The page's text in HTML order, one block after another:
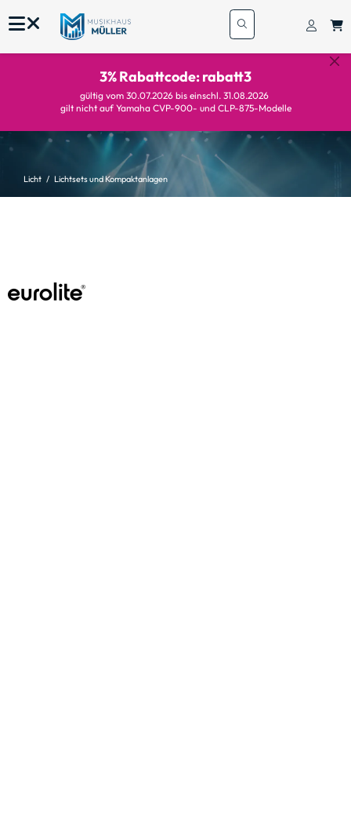
3% Rabattcode: rabatt3
gültig vom 30.07.2026 bis einschl. 31.08.2026
gilt nicht auf Yamaha CVP-900- und CLP-875-Modelle
Licht Lichtsets und Kompaktanlagen